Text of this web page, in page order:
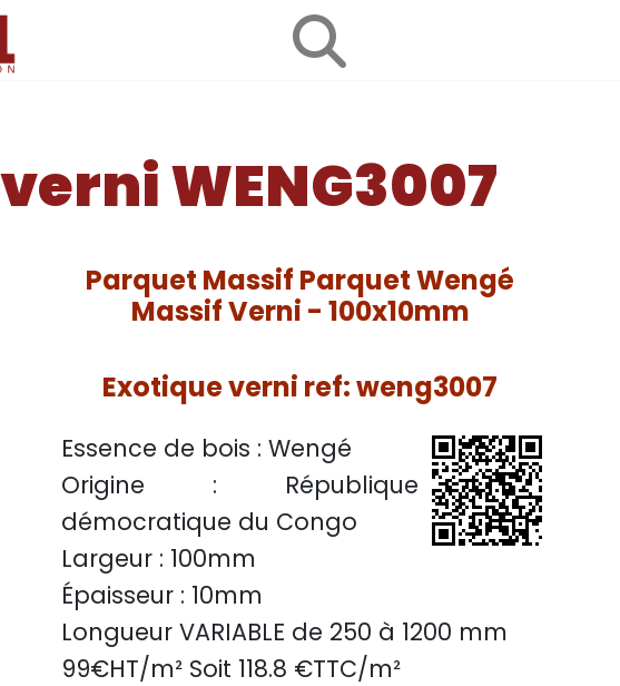
WENG3007
Parquet Massif Parquet Wengé
Massif Verni - 100x10mm
Exotique verni ref: weng3007
Essence de bois : Wengé
Origine : République
démocratique du Congo
Largeur : 100mm
Épaisseur : 10mm
Longueur VARIABLE de 250 à 1200 mm
99€HT/m² Soit 118.8 €TTC/m²